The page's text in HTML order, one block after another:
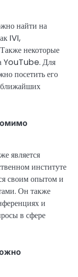
найти на
IVI,
некоторые
YouTube. Для
посетить его
ближайших
является
институте
своим опытом и
Он также
и
в сфере